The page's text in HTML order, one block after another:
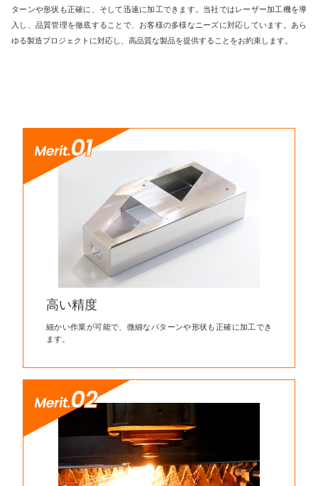
ターンや形状も正確に、そして迅速に加工できます。当社ではレーザー加工機を導
入し、品質管理を徹底することで、お客様の多様なニーズに対応しています。あら
ゆる製造プロジェクトに対応し、高品質な製品を提供することをお約束します。
高い精度
細かい作業が可能で、微細なパターンや形状も正確に加工でき
ます。